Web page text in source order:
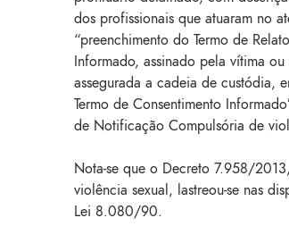
dos profissionais que atuaram no
“preenchimento do Termo de
Informado, assinado pela vítima
assegurada a cadeia de custódia,
Termo de Consentimento
de Notificação Compulsória de
Nota-se que o Decreto 7.958/
violência sexual, lastreou-se nas
Lei 8.080/90.